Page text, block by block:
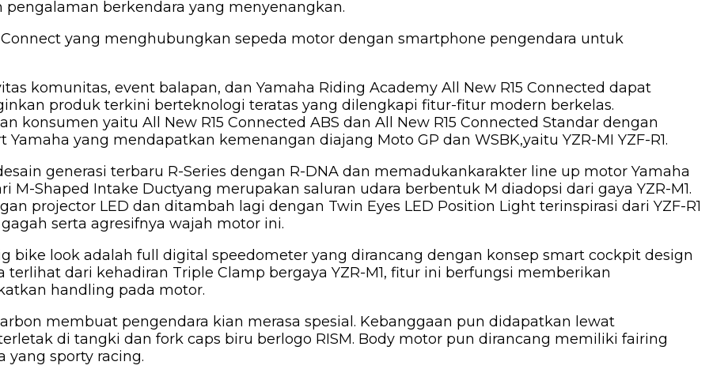
berkendara yang menyenangkan.
yang menghubungkan sepeda motor dengan smartphone pengendara untuk
komunitas, event balapan, dan Yamaha Riding Academy All New R15 Connected dapat
produk terkini berteknologi teratas yang dilengkapi fitur-fitur modern berkelas.
yaitu All New R15 Connected ABS dan All New R15 Connected Standar dengan
yang mendapatkan kemenangan diajang Moto GP dan WSBK,yaitu YZR-MI YZF-R1.
generasi terbaru R-Series dengan R-DNA dan memadukankarakter line up motor Yamaha
M-Shaped Intake Ductyang merupakan saluran udara berbentuk M diadopsi dari gaya YZR-M1.
projector LED dan ditambah lagi dengan Twin Eyes LED Position Light terinspirasi dari YZF-R1
serta agresifnya wajah motor ini.
bike look adalah full digital speedometer yang dirancang dengan konsep smart cockpit design
terlihat dari kehadiran Triple Clamp bergaya YZR-M1, fitur ini berfungsi memberikan
handling pada motor.
membuat pengendara kian merasa spesial. Kebanggaan pun didapatkan lewat
di tangki dan fork caps biru berlogo RISM. Body motor pun dirancang memiliki fairing
yang sporty racing.